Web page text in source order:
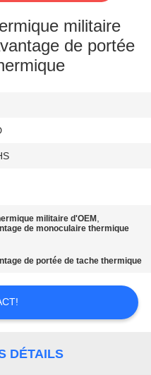
militaire
de portée
militaire d'OEM ,
de monoculaire thermique
de portée de tache thermique
DÉTAILS